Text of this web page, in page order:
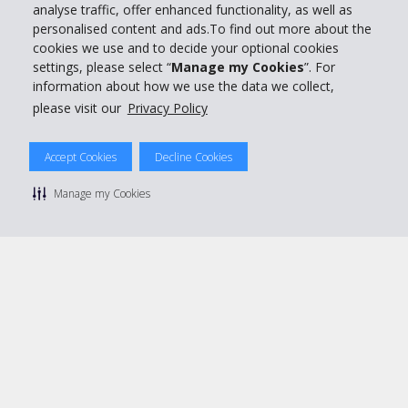
analyse traffic, offer enhanced functionality, as well as
personalised content and ads.To find out more about the
cookies we use and to decide your optional cookies
settings, please select “Manage my Cookies”. For
information about how we use the data we collect,
please visit our Privacy Policy
Accept Cookies Decline Cookies
Manage my Cookies
Réserver avec Hertz
Politique de confidentialité | Conditions d'utilisation du site
Conditions de location
| Informations tarifaires
Gérer mes cookies